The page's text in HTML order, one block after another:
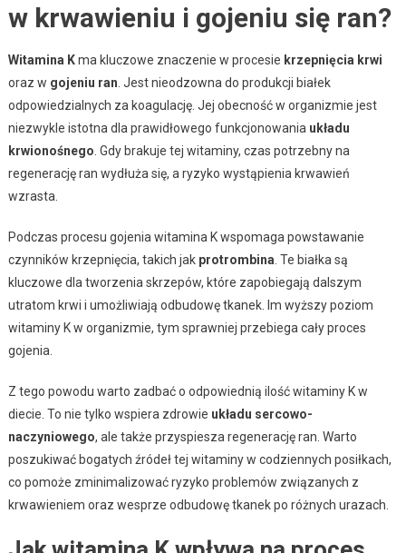
w krwawieniu i gojeniu się ran?
Witamina Kma kluczowe znaczenie w procesie krzepnięcia krwi
oraz w gojeniu ran . Jest nieodzowna do produkcji białek
odpowiedzialnych za koagulację. Jej obecność w organizmie jest
niezwykle istotna dla prawidłowego funkcjonowania układu
krwionośnego . Gdy brakuje tej witaminy, czas potrzebny na
regenerację ran wydłuża się, a ryzyko wystąpienia krwawień
wzrasta.
Podczas procesu gojenia witamina K wspomaga powstawanie
czynników krzepnięcia, takich jak protrombina . Te białka są
kluczowe dla tworzenia skrzepów, które zapobiegają dalszym
utratom krwi i umożliwiają odbudowę tkanek. Im wyższy poziom
witaminy K w organizmie, tym sprawniej przebiega cały proces
gojenia.
Z tego powodu warto zadbać o odpowiednią ilość witaminy K w
diecie. To nie tylko wspiera zdrowie układu sercowo-
naczyniowego, ale także przyspiesza regenerację ran. Warto
poszukiwać bogatych źródeł tej witaminy w codziennych posiłkach,
co pomoże zminimalizować ryzyko problemów związanych z
krwawieniem oraz wesprze odbudowę tkanek po różnych urazach.